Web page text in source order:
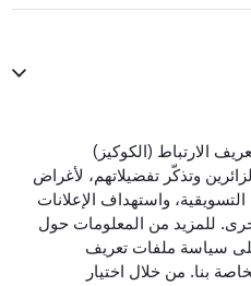
الارتباط (الكوكيز)
وتذكّر تفضيلاتهم، لأغراض
واستهداف الإعلانات
للمزيد من المعلومات حول
سياسة ملفات تعريف
بنا. من خلال اختيار